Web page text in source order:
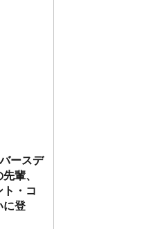
ースデ
輩、
ト・コ
に登